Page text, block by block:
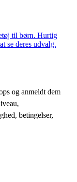
til børn. Hurtig
se deres udvalg.
og anmeldt dem
betingelser,